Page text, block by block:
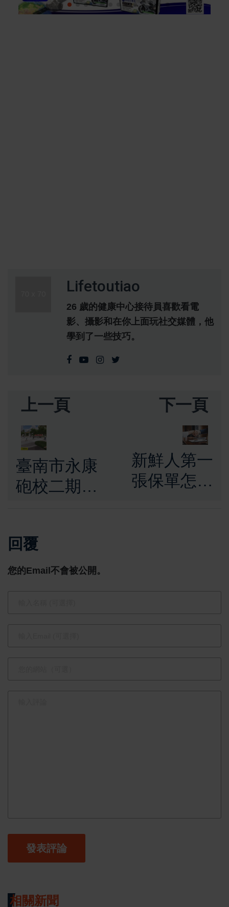
Lifetoutiao
26 歲的健康中心接待員喜歡看電
影、攝影和在你上面玩社交媒體，他
學到了一些技巧。
上一頁
臺南市永康
砲校二期經
業進駐與城
市永續發展
下一頁
新鮮人第一
張保單怎麼
回覆
您的Email不會被公開。
發表評論
相關新聞